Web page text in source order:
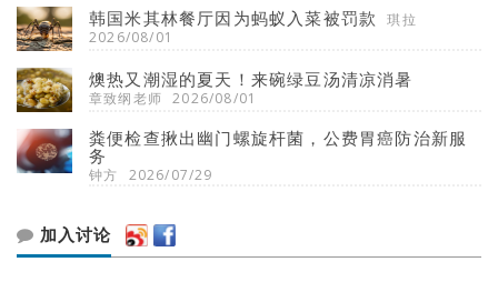
韩国米其林餐厅因为蚂蚁入菜被罚款
琪拉
2026/08/01
燠热又潮湿的夏天！来碗绿豆汤清凉消暑
章致纲老师 2026/08/01
粪便检查揪出幽门螺旋杆菌，公费胃癌防治新服
务
钟方 2026/07/29
加入讨论